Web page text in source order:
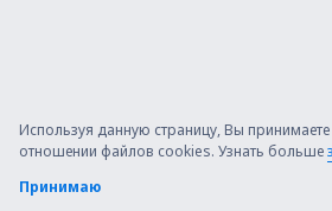
Используя данную страницу, Вы
отношении файлов cookies. Узнать больше
Принимаю